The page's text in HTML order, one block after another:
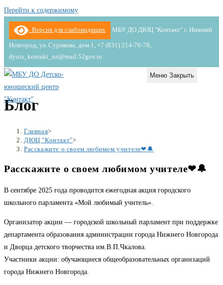
Перейти к содержимому
Версия для слабовидящих МБУ ДО ДЮЦ "Контакт" г. Нижний
Новгород, ул. Сурикова, дом 1, +7 (831) 214-76-78,
dyuts_kontakt_nn@mail.52gov.ru
Меню Закрыть
Блог
Главная>
ДЮЦ "Контакт">
Расскажите о своем любимом учителе❤🔔
Расскажите о своем любимом учителе❤🔔
В сентябре 2025 года проводится ежегодная акция городского
школьного парламента «Мой любимый учитель».
Организатор акции — городской школьный парламент при поддержке
департамента образования администрации города Нижнего Новгорода
и Дворца детского творчества им.В.П.Чкалова.
Участники акции: обучающиеся общеобразовательных организаций
города Нижнего Новгорода.